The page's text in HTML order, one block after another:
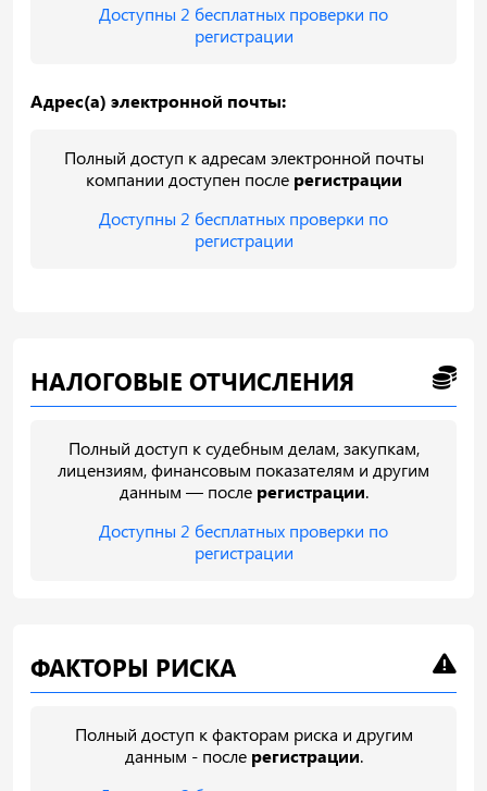
Доступны 2 бесплатных проверки по
регистрации
Адрес(а) электронной почты:
Полный доступ к адресам электронной почты
компании доступен после регистрации
Доступны 2 бесплатных проверки по
регистрации
НАЛОГОВЫЕ ОТЧИСЛЕНИЯ
Полный доступ к судебным делам, закупкам,
лицензиям, финансовым показателям и другим
данным — после регистрации.
Доступны 2 бесплатных проверки по
регистрации
ФАКТОРЫ РИСКА
Полный доступ к факторам риска и другим
данным - после регистрации.